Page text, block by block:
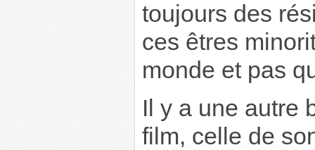
toujours des
ces êtres
monde et pas
Il y a une autre
film, celle de